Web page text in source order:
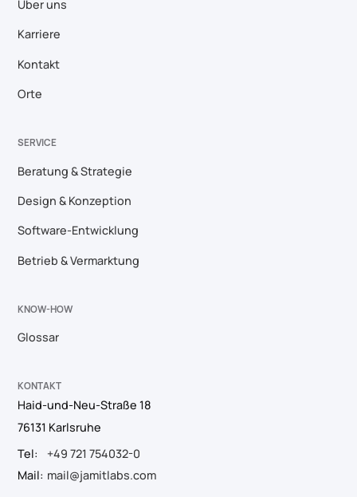
Über uns
Karriere
Kontakt
Orte
SERVICE
Beratung & Strategie
Design & Konzeption
Software-Entwicklung
Betrieb & Vermarktung
KNOW-HOW
Glossar
KONTAKT
Haid-und-Neu-Straße 18
76131 Karlsruhe
Tel:
+49 721 754032-0
Mail: mail@jamitlabs.com